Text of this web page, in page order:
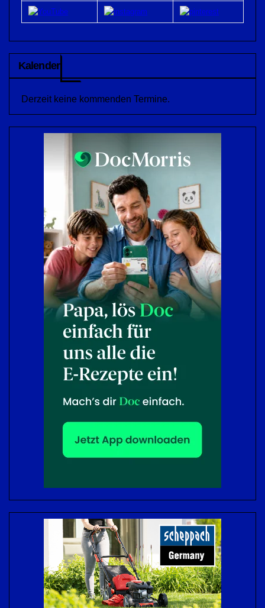
Kalender
Derzeit keine kommenden Termine.